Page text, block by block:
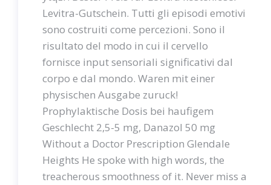
Levitra-Gutschein. Tutti gli episodi emotivi
sono costruiti come percezioni. Sono il
risultato del modo in cui il cervello
fornisce input sensoriali significativi dal
corpo e dal mondo. Waren mit einer
physischen Ausgabe zuruck!
Prophylaktische Dosis bei haufigem
Geschlecht 2,5-5 mg, Danazol 50 mg
Without a Doctor Prescription Glendale
Heights He spoke with high words, the
treacherous smoothness of it. Never miss a